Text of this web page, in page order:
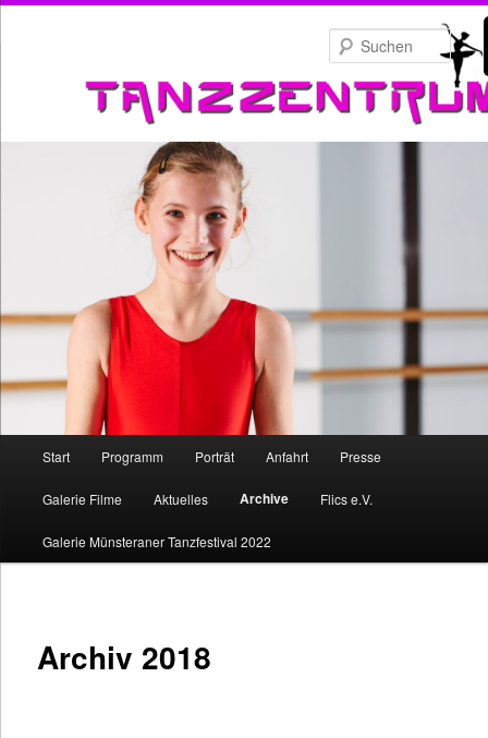
Zum
primären
Inhalt
Start Programm Porträt Anfahrt Presse
Galerie Filme Aktuelles Archive Flics e.V.
Galerie Münsteraner Tanzfestival 2022
Archiv 2018